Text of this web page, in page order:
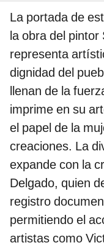
La portada de
la obra del pintor
representa
dignidad del
llenan de la
imprime en su
el papel de la
creaciones. La
expande con la
Delgado, quien
registro
permitiendo el
artistas como